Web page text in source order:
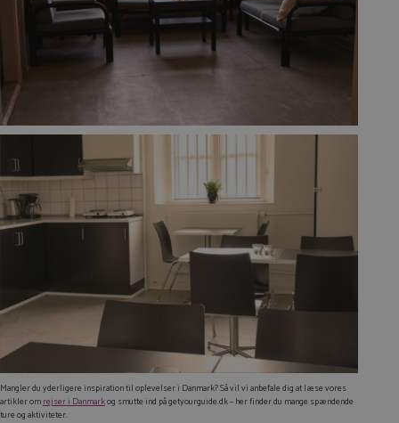
Mangler du yderligere inspiration til oplevelser i Danmark? Så vil vi anbefale dig at læse vores
artikler omrejser i Danmarkog smutte ind på getyourguide.dk – her finder du mange spændende
ture og aktiviteter.